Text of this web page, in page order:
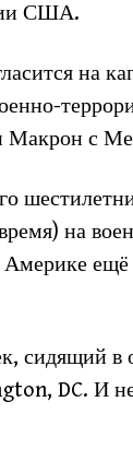
США.
на
Макрон с
на
сидящий в
DC. И не